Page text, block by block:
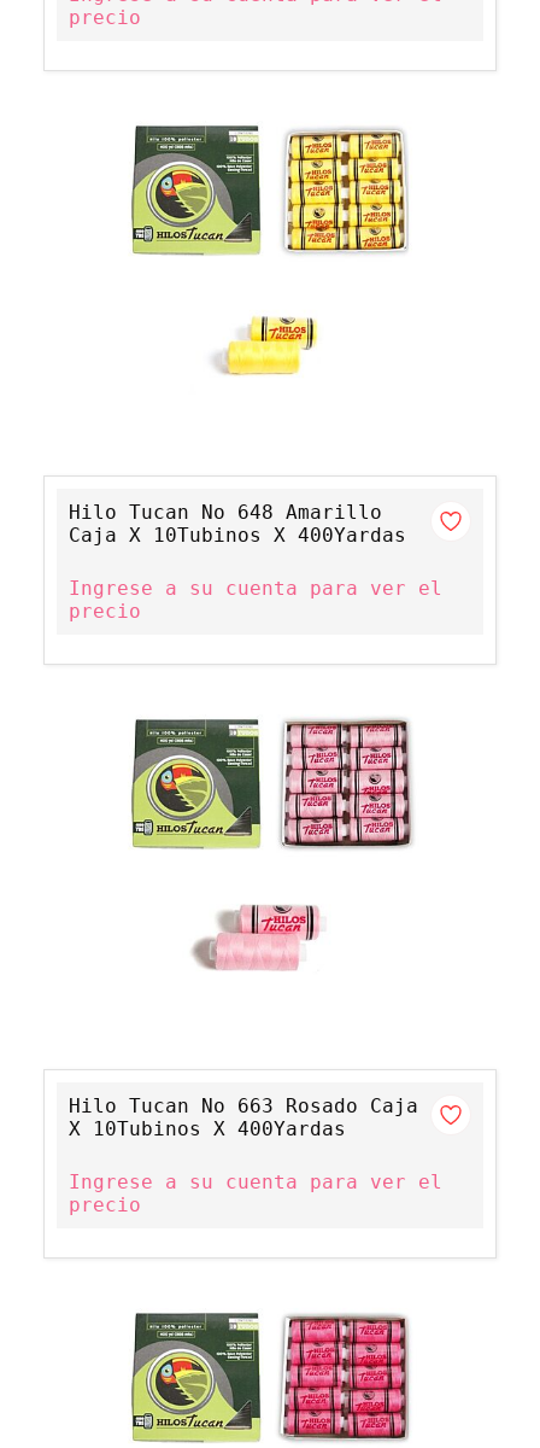
precio
Hilo Tucan No 648 Amarillo
Caja X 10Tubinos X 400Yardas
Ingrese a su cuenta para ver el
precio
Hilo Tucan No 663 Rosado Caja
X 10Tubinos X 400Yardas
Ingrese a su cuenta para ver el
precio